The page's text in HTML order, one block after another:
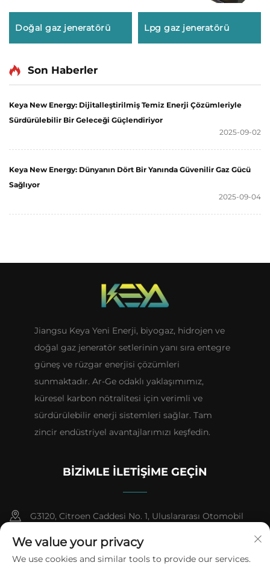
Doğal gaz jeneratörü Lpg gaz jeneratörü
Son Haberler
Keya New Energy: Dijitalleştirilmiş Temiz Enerji Çözümleriyle
Sürdürülebilir Bir Geleceği Güçlendiriyor
2025-09-02
Keya New Energy: Dünyanın Dört Bir Yanında Güvenilir Gaz Gücü
Sağlıyor
2025-09-04
Jiangsu Keya Yeni Enerji, biyogaz, hidrojen ve
doğal gaz jeneratör setlerinin yanı sıra entegre
güneş ve rüzgar enerjisi çözümleri
sunmaktadır. Ar-Ge odaklı yaklaşımımız,
küresel karbon nötralitesi için verimli ve
sürdürülebilir enerji sistemleri sağlar. Tam
zincir endüstriyel avantajlarımızı keşfedin.
BIZIMLE İLETIŞIME GEÇIN
G3120, Citroen Caddesi No. 1, Uluslararası Otomobil
Şehri, Farmasötik Yüksek Teknoloji Endüstri Geliştirme
Bölgesi, Taizhou Şehri, Jiangsu Evi
We value your privacy
We use cookies and similar tools to provide our services.